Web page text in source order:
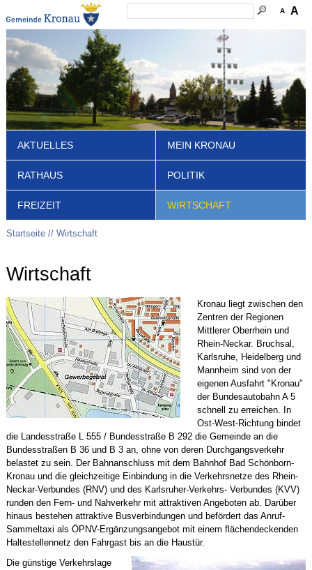
A A
AKTUELLES MEIN KRONAU
RATHAUS POLITIK
FREIZEIT WIRTSCHAFT
Startseite Wirtschaft
Wirtschaft
Kronau liegt zwischen den
Zentren der Regionen
Mittlerer Oberrhein und
Rhein-Neckar. Bruchsal,
Karlsruhe, Heidelberg und
Mannheim sind von der
eigenen Ausfahrt "Kronau"
der Bundesautobahn A 5
schnell zu erreichen. In
Ost-West-Richtung bindet
die Landesstraße L 555 / Bundesstraße B 292 die Gemeinde an die
Bundesstraßen B 36 und B 3 an, ohne von deren Durchgangsverkehr
belastet zu sein. Der Bahnanschluss mit dem Bahnhof Bad Schönborn-
Kronau und die gleichzeitige Einbindung in die Verkehrsnetze des Rhein-
Neckar-Verbundes (RNV) und des Karlsruher-Verkehrs- Verbundes (KVV)
runden den Fern- und Nahverkehr mit attraktiven Angeboten ab. Darüber
hinaus bestehen attraktive Busverbindungen und befördert das Anruf-
Sammeltaxi als ÖPNV-Ergänzungsangebot mit einem flächendeckenden
Haltestellennetz den Fahrgast bis an die Haustür.
Die günstige Verkehrslage